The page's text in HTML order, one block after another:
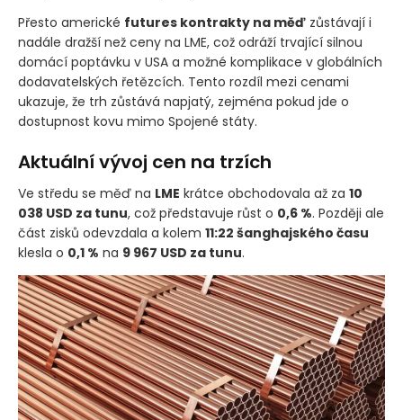
Přesto americké futures kontrakty na měď zůstávají i
nadále dražší než ceny na LME, což odráží trvající silnou
domácí poptávku v USA a možné komplikace v globálních
dodavatelských řetězcích. Tento rozdíl mezi cenami
ukazuje, že trh zůstává napjatý, zejména pokud jde o
dostupnost kovu mimo Spojené státy.
Aktuální vývoj cen na trzích
Ve středu se měď na LME krátce obchodovala až za 10
038 USD za tunu, což představuje růst o 0,6 %. Později ale
část zisků odevzdala a kolem 11:22 šanghajského času
klesla o 0,1 % na 9 967 USD za tunu.